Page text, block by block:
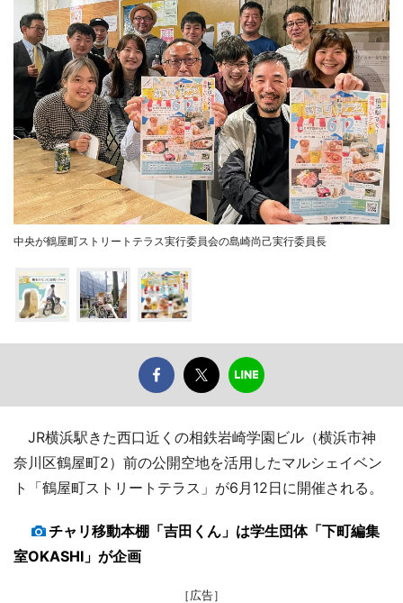
中央が鶴屋町ストリートテラス実行委員会の島崎尚己実行委員長
JR横浜駅きた西口近くの相鉄岩崎学園ビル（横浜市神
奈川区鶴屋町2）前の公開空地を活用したマルシェイベン
ト「鶴屋町ストリートテラス」が6月12日に開催される。
チャリ移動本棚「吉田くん」は学生団体「下町編集
室OKASHI」が企画
［広告］